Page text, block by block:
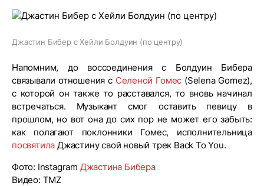
Джастин Бибер с Хейли Болдуин (по центру)
Напомним, до воссоединения с Болдуин Бибера
связывали отношения с Селеной Гомес (Selena Gomez),
с которой он также то расставался, то вновь начинал
встречаться. Музыкант смог оставить певицу в
прошлом, но вот она до сих пор не может его забыть:
как полагают поклонники Гомес, исполнительница
посвятила Джастину свой новый трек Back To You.
Фото: Instagram Джастина Бибера
Видео: TMZ